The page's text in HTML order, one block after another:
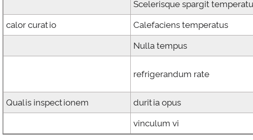
Scelerisque spargit
calor curatio Calefaciens temperatus
Nulla tempus
refrigerandum rate
Qualis inspectionem duritia opus
vinculum vi